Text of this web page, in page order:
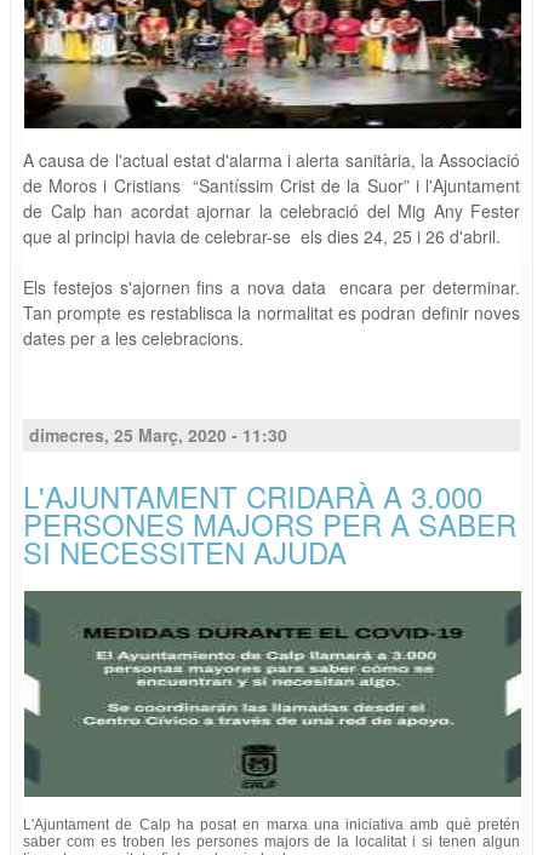
A causa de l'actual estat d'alarma i alerta sanitària, la Associació
de Moros i Cristians “Santíssim Crist de la Suor” i l'Ajuntament
de Calp han acordat ajornar la celebració del Mig Any Fester
que al principi havia de celebrar-se els dies 24, 25 i 26 d'abril.
Els festejos s'ajornen fins a nova data encara per determinar.
Tan prompte es restablisca la normalitat es podran definir noves
dates per a les celebracions.
dimecres, 25 Març, 2020 - 11:30
L'AJUNTAMENT CRIDARÀ A 3.000
PERSONES MAJORS PER A SABER
SI NECESSITEN AJUDA
L'Ajuntament de Calp ha posat en marxa una iniciativa amb què pretén
saber com es troben les persones majors de la localitat i si tenen algun